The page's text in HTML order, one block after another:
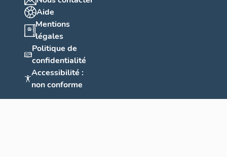
Aide
Mentions
légales
Politique de
confidentialité
Accessibilité :
non conforme